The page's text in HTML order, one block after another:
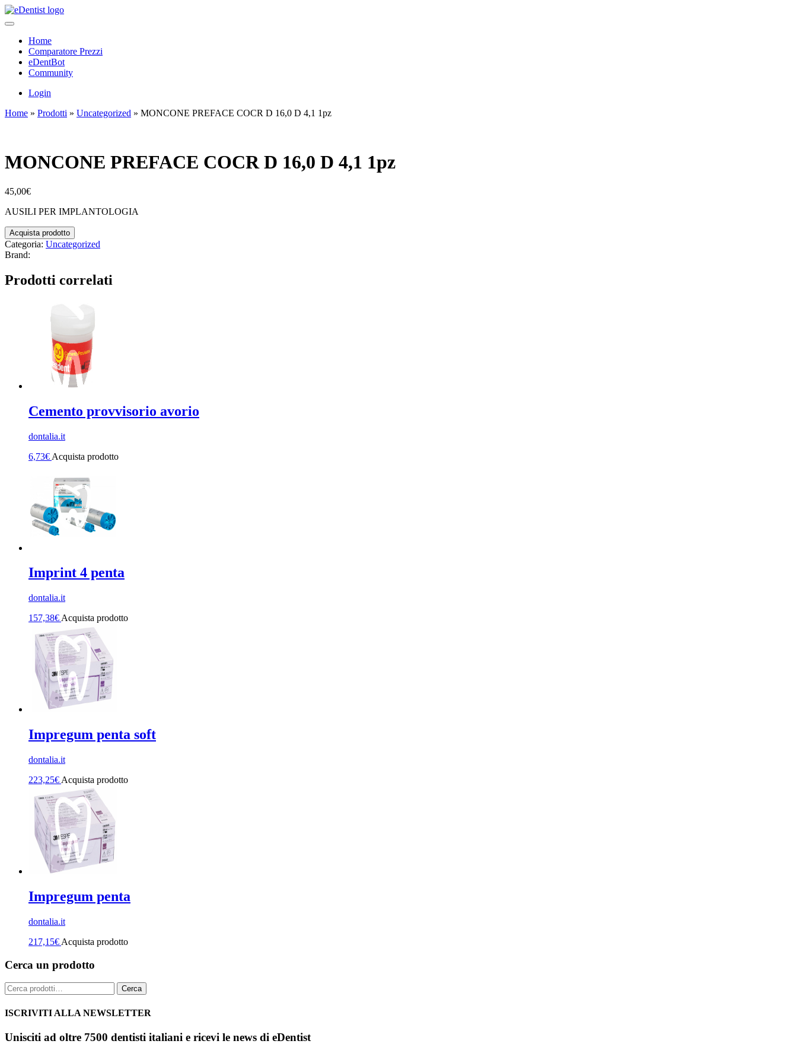
Home
Comparatore Prezzi
eDentBot
Community
Login
Home » Prodotti » Uncategorized » MONCONE PREFACE COCR D 16,0 D 4,1 1pz
MONCONE PREFACE COCR D 16,0 D 4,1 1pz
45,00€
AUSILI PER IMPLANTOLOGIA
Acquista prodotto
Categoria: Uncategorized
Brand:
Prodotti correlati
Cemento provvisorio avorio
dontalia.it
6,73€ Acquista prodotto
Imprint 4 penta
dontalia.it
157,38€ Acquista prodotto
Impregum penta soft
dontalia.it
223,25€ Acquista prodotto
Impregum penta
dontalia.it
217,15€ Acquista prodotto
Cerca un prodotto
Cerca: Cerca
ISCRIVITI ALLA NEWSLETTER
Unisciti ad oltre 7500 dentisti italiani e ricevi le news di eDentist